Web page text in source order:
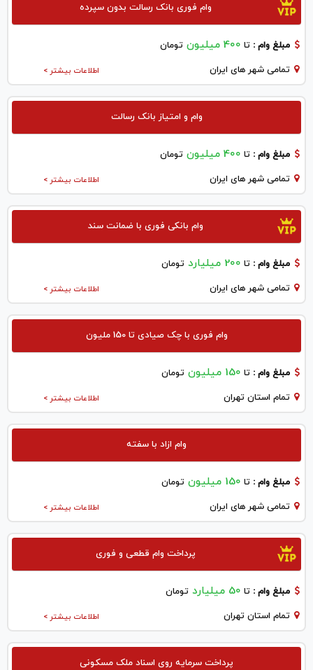
وام فوری بانک رسالت بدون سپرده
مبلغ وام : تا 400 میلیون تومان
اطلاعات بیشتر > تمامی شهر های ایران
وام و امتیاز بانک رسالت
مبلغ وام : تا 400 میلیون تومان
اطلاعات بیشتر > تمامی شهر های ایران
وام بانکی فوری با ضمانت سند
مبلغ وام : تا 200 میلیارد تومان
اطلاعات بیشتر > تمامی شهر های ایران
وام فوری با چک صیادی تا 150 ملیون
مبلغ وام : تا 150 میلیون تومان
اطلاعات بیشتر > تمام استان تهران
وام ازاد با سفته
مبلغ وام : تا 150 میلیون تومان
اطلاعات بیشتر > تمامی شهر های ایران
پرداخت وام قطعی و فوری
مبلغ وام : تا 50 میلیارد تومان
اطلاعات بیشتر > تمام استان تهران
پرداخت سرمایه روی اسناد ملک مسکونی